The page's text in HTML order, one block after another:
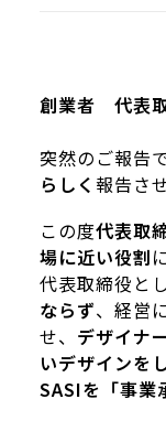
創業者 代表
突然のご報告
らしく 報告さ
この度代表取
場に近い役割
代表取締役と
ならず、経営
せ、 デザイナ
いデザインを
SASIを「事業